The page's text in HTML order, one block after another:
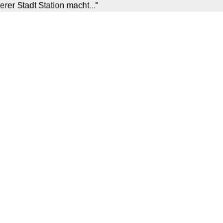
Stadt Station macht..."